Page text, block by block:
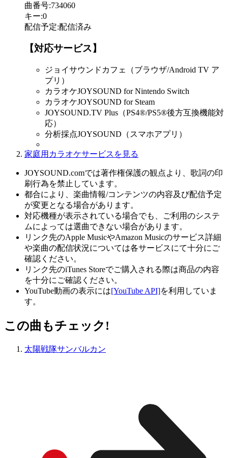
曲番号:734060
キー:0
配信予定:配信済み
【対応サービス】
ジョイサウンドカフェ（ブラウザ/Android TV ア
プリ）
カラオケJOYSOUND for Nintendo Switch
カラオケJOYSOUND for Steam
JOYSOUND.TV Plus（PS4®/PS5®後方互換機能対
応）
分析採点JOYSOUND（スマホアプリ）
家庭用カラオケサービスを見る
JOYSOUND.comでは著作権保護の観点より、歌詞の印
刷行為を禁止しています。
都合により、楽曲情報/コンテンツの内容及び配信予定
が変更となる場合があります。
対応機種が表示されている場合でも、ご利用のシステ
ムによっては選曲できない場合があります。
リンク先のApple MusicやAmazon Musicのサービス詳細
や楽曲の配信状況については各サービスにて十分にご
確認ください。
リンク先のiTunes Storeでご購入される際は商品の内容
を十分にご確認ください。
YouTube動画の表示には[YouTube API]を利用していま
す。
この曲もチェック!
太陽戦隊サンバルカン